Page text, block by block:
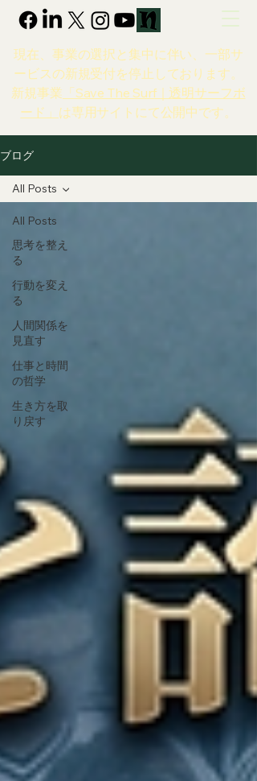
現在、事業の選択と集中に伴い、一部サ
ービスの新規受付を停止しております。
新規事業 「Save The Surf｜透明サーフボ
ード」 は専用サイトにて公開中です。
ブログ
All Posts
思考を整え
る
行動を変え
る
人間関係を
見直す
仕事と時間
の哲学
生き方を取
り戻す
All Posts